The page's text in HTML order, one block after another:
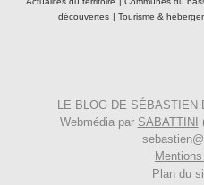
droit de rester
dans leurs
découvertes
Tourisme &
LE BLOG DE SÉBASTIEN
Webmédia par SABATTINI
Plan du